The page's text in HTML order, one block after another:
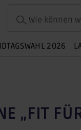
Wie können
2026
„FIT